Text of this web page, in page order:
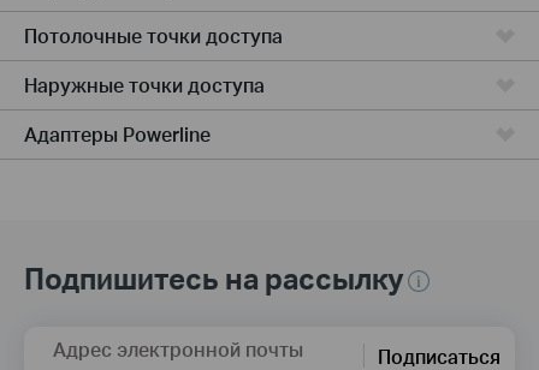
Потолочные точки доступа
Наружные точки доступа
Адаптеры Powerline
Подпишитесь на рассылку
Адрес электронной почты Подписаться